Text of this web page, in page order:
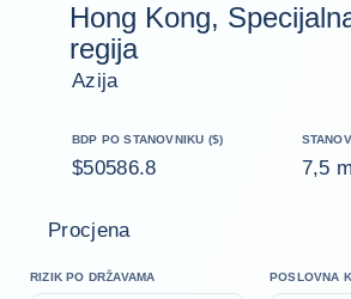
Hong Kong,
regija
Azija
BDP PO STANOVNIKU ($)
$50586.8 7,5
Procjena
RIZIK PO DRŽAVAMA POSLOVNA